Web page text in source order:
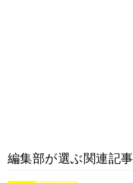
編集部が選ぶ関連記事